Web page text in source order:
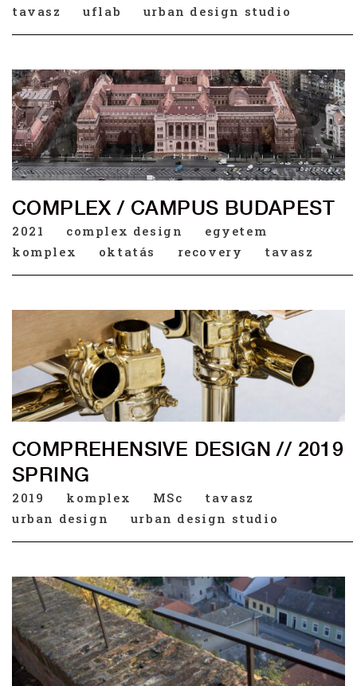
tavasz
uflab urban design studio
COMPLEX / CAMPUS BUDAPEST
2021 complex design
egyetem
komplex
oktatás recovery tavasz
COMPREHENSIVE DESIGN // 2019
SPRING
2019 komplex MSc
tavasz
urban design
urban design studio